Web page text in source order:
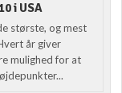
i USA
største, og mest
år giver
mulighed for at